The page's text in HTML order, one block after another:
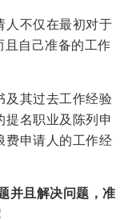
人不仅在最初对于
且自己准备的工作
及其过去工作经验
提名职业及陈列申
费申请人的工作经
并且解决问题，准